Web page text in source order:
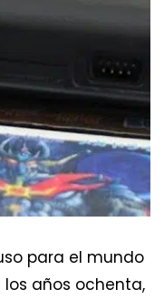
para el mundo
años ochenta,